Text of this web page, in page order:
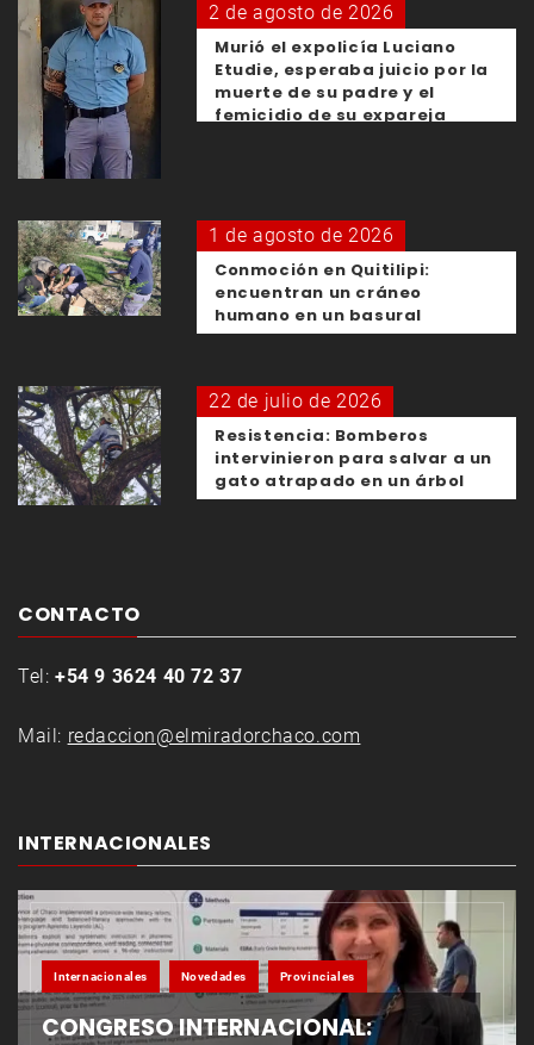
2 de agosto de 2026
Murió el expolicía Luciano
Etudie, esperaba juicio por la
muerte de su padre y el
femicidio de su expareja
1 de agosto de 2026
Conmoción en Quitilipi:
encuentran un cráneo
humano en un basural
22 de julio de 2026
Resistencia: Bomberos
intervinieron para salvar a un
gato atrapado en un árbol
CONTACTO
Tel: +54 9 3624 40 72 37
Mail: redaccion@elmiradorchaco.com
INTERNACIONALES
Internacionales Novedades Provinciales
CONGRESO INTERNACIONAL: